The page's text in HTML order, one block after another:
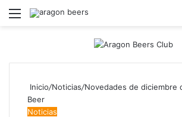
Menú
Inicio/Noticias/Novedades de diciembre
Beer
Noticias